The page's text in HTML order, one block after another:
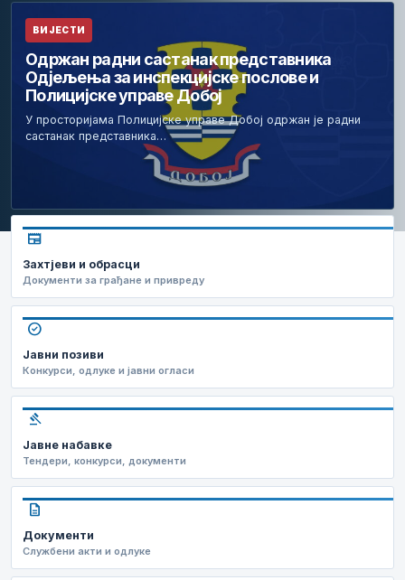
ВИЈЕСТИ
Одржан радни састанак представника
Одјељења за инспекцијске послове и
Полицијске управе Добој
У просторијама Полицијске управе Добој одржан је радни
састанак представника…
newspaper
Захтјеви и обрасци
Документи за грађане и привреду
check_circle
Јавни позиви
Конкурси, одлуке и јавни огласи
gavel
Јавне набавке
Тендери, конкурси, документи
description
Документи
Службени акти и одлуке